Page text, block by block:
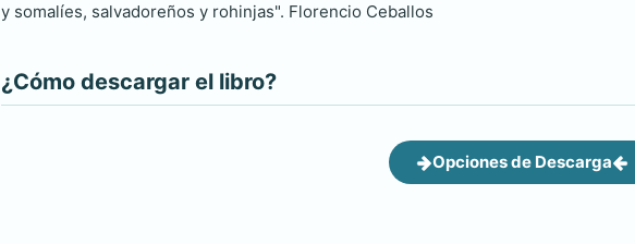
y somalíes, salvadoreños y rohinjas". Florencio Ceballos
¿Cómo descargar el libro?
Opciones de Descarga